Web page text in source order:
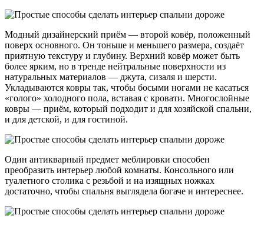
Модный дизайнерский приём — второй ковёр, положенный
поверх основного. Он тоньше и меньшего размера, создаёт
приятную текстуру и глубину. Верхний ковёр может быть
более ярким, но в тренде нейтральные поверхности из
натуральных материалов — джута, сизаля и шерсти.
Укладываются ковры так, чтобы босыми ногами не касаться
«голого» холодного пола, вставая с кровати. Многослойные
ковры — приём, который подходит и для хозяйской спальни,
и для детской, и для гостиной.
Один антикварный предмет меблировки способен
преобразить интерьер любой комнаты. Консольного или
туалетного столика с резьбой и на изящных ножках
достаточно, чтобы спальня выглядела богаче и интереснее.